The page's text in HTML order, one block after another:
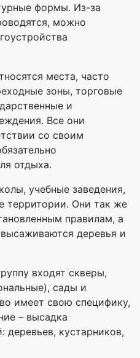
формы. Из-за
можно
места, часто
зоны, торговые
и
Все они
со своим
отдыха.
учебные заведения,
территории. Они так же
правилам, а
деревья и
входят скверы,
сады и
имеет свою специфику,
– высадка
деревьев, кустарников,